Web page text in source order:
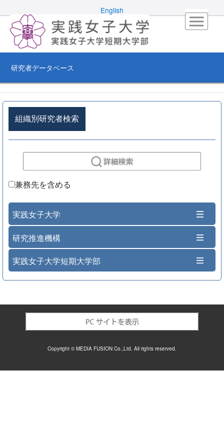
English
研究者データベース
組織別研究者検索
兼務先を含める
実践女子大学
研究推進機構
実践女子大学短期大学部
Copyright © MEDIA FUSION Co.,Ltd. All rights reserved.